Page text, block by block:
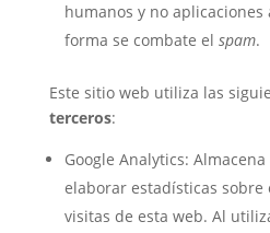
humanos y no aplicaciones
forma se combate el spam.
Este sitio web utiliza las
terceros:
Google Analytics: Almacena
elaborar estadísticas sobre
visitas de esta web. Al